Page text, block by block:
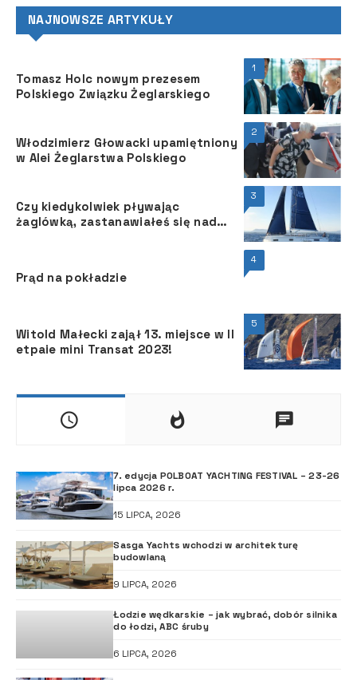
NAJNOWSZE ARTYKUŁY
1
Tomasz Holc nowym prezesem
Polskiego Związku Żeglarskiego
2
Włodzimierz Głowacki upamiętniony
w Alei Żeglarstwa Polskiego
3
Czy kiedykolwiek pływając
żaglówką, zastanawiałeś się nad
adaptacjach?
4
Prąd na pokładzie
5
Witold Małecki zajął 13. miejsce w II
etpaie mini Transat 2023!
7. edycja POLBOAT YACHTING FESTIVAL – 23-26
lipca 2026 r.
15 LIPCA, 2026
Sasga Yachts wchodzi w architekturę
budowlaną
9 LIPCA, 2026
Łodzie wędkarskie – jak wybrać, dobór silnika
do łodzi, ABC śruby
6 LIPCA, 2026